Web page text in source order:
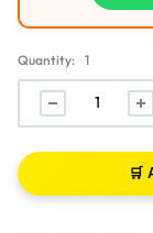
Quantity: 1